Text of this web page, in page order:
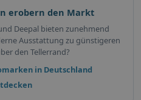
erobern den Markt
Deepal bieten zunehmend
Ausstattung zu günstigeren
den Tellerrand?
in Deutschland